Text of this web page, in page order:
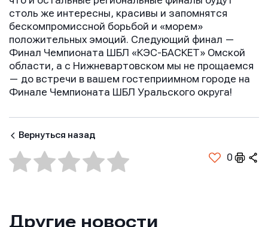
столь же интересны, красивы и запомнятся
бескомпромиссной борьбой и «морем»
положительных эмоций. Следующий финал —
Финал Чемпионата ШБЛ «КЭС-БАСКЕТ» Омской
области, а с Нижневартовском мы не прощаемся
— до встречи в вашем гостеприимном городе на
Финале Чемпионата ШБЛ Уральского округа!
Вернуться назад
0
Другие новости